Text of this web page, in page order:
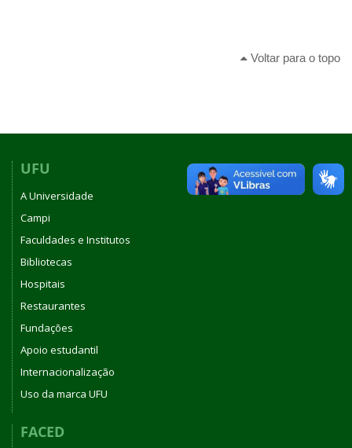
Voltar para o topo
UFU
A Universidade
Campi
Faculdades e Institutos
Bibliotecas
Hospitais
Restaurantes
Fundações
Apoio estudantil
Internacionalização
Uso da marca UFU
FACED